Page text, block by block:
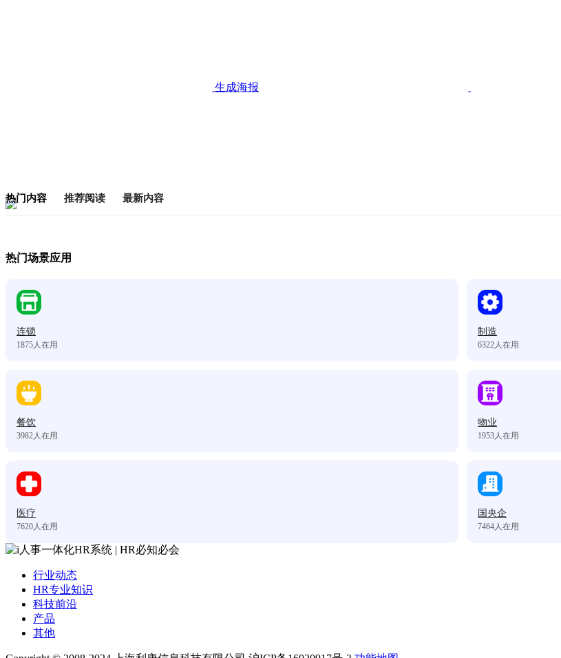
生成海报
热门内容 推荐阅读 最新内容
热门场景应用
连锁
1875 人在用
制造
6322 人在用
餐饮
3982 人在用
物业
1953 人在用
医疗
7620 人在用
国央企
7464 人在用
行业动态
HR专业知识
科技前沿
产品
其他